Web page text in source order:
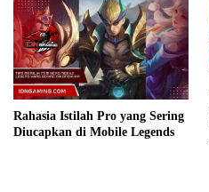
Rahasia Istilah Pro yang Sering
Diucapkan di Mobile Legends